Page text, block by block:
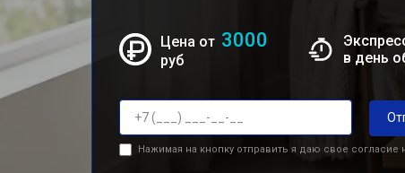
Цена от 3000
руб
в день
Нажимая на кнопку отправить я даю свое согласие